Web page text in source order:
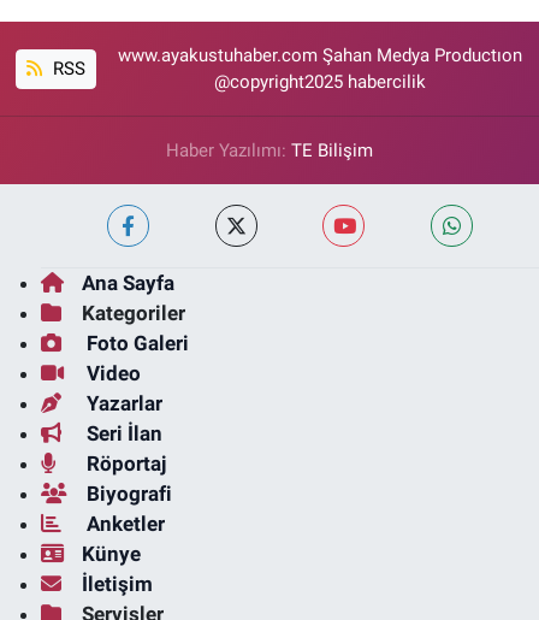
RSS
www.ayakustuhaber.com Şahan Medya Productıon
@copyright2025 habercilik
Haber Yazılımı: TE Bilişim
Ana Sayfa
Kategoriler
Foto Galeri
Video
Yazarlar
Seri İlan
Röportaj
Biyografi
Anketler
Künye
İletişim
Servisler